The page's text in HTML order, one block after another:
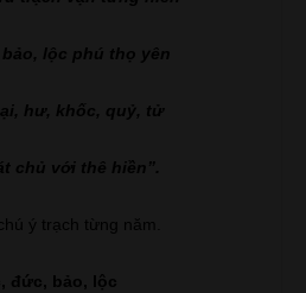
lộc phú thọ yên
hư, khốc, quỷ, tử
chủ với thê hiền”.
ý trạch từng năm.
đức, bảo, lộc